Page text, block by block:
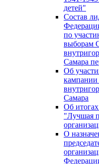
детей"
Состав
по
выборам
Самара
Об
кампании
Самара
Об
"Лучшая
О